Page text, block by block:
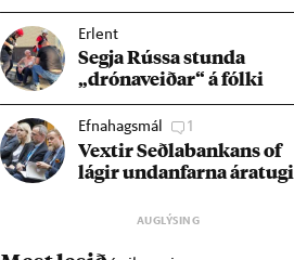
Erlent
Segja Rússa stunda
„dróna­veið­ar“ á fólki
Efnahagsmál 1
Vext­ir Seðla­bank­ans of
lág­ir und­an­farna ára­tugi